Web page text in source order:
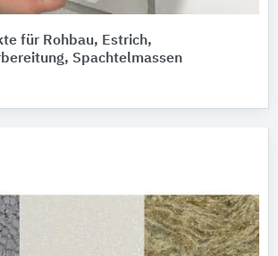
für Rohbau, Estrich,
Spachtelmassen